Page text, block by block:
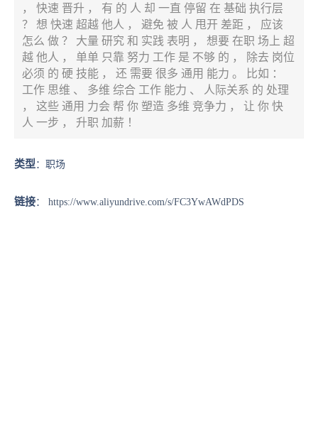
， 快速 晋升 ， 有 的 人 却 一直 停留 在 基础 执行层
？ 想 快速 超越 他人 ， 避免 被 人 甩开 差距 ， 应该
怎么 做 ？ 大量 研究 和 实践 表明 ， 想要 在职 场上 超
越 他人 ， 单单 只靠 努力 工作 是 不够 的 ， 除去 岗位
必须 的 硬 技能 ， 还 需要 很多 通用 能力 。 比如 ：
工作 思维 、 多维 综合 工作 能力 、 人际关系 的 处理
， 这些 通用 力会 帮 你 塑造 多维 竞争力 ， 让 你 快
人 一步 ， 升职 加薪 ！
类型 ：职场
链接： https://www.aliyundrive.com/s/FC3YwAWdPDS